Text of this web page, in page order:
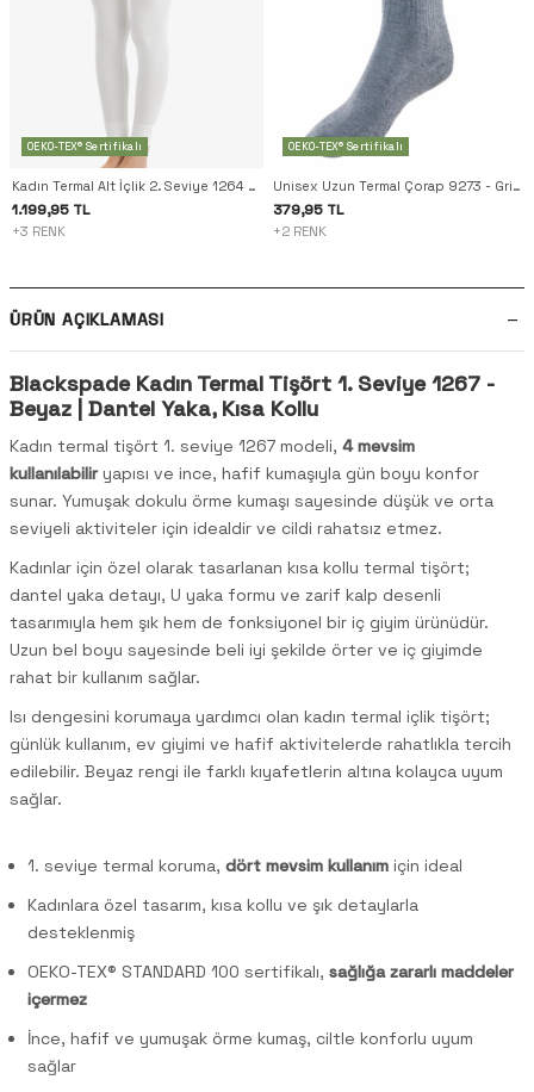
OEKO-TEX® Sertifikalı
Kadın Termal Alt İçlik 2. Seviye 1264 - Beyaz
1.199,95 TL
+3 RENK
OEKO-TEX® Sertifikalı
Unisex Uzun Termal Çorap 9273 - Gri Melanj
379,95 TL
+2 RENK
ÜRÜN AÇIKLAMASI
Blackspade Kadın Termal Tişört 1. Seviye 1267 -
Beyaz | Dantel Yaka, Kısa Kollu
Kadın termal tişört 1. seviye 1267 modeli, 4 mevsim
kullanılabilir yapısı ve ince, hafif kumaşıyla gün boyu konfor
sunar. Yumuşak dokulu örme kumaşı sayesinde düşük ve orta
seviyeli aktiviteler için idealdir ve cildi rahatsız etmez.
Kadınlar için özel olarak tasarlanan kısa kollu termal tişört;
dantel yaka detayı, U yaka formu ve zarif kalp desenli
tasarımıyla hem şık hem de fonksiyonel bir iç giyim ürünüdür.
Uzun bel boyu sayesinde beli iyi şekilde örter ve iç giyimde
rahat bir kullanım sağlar.
Isı dengesini korumaya yardımcı olan kadın termal içlik tişört;
günlük kullanım, ev giyimi ve hafif aktivitelerde rahatlıkla tercih
edilebilir. Beyaz rengi ile farklı kıyafetlerin altına kolayca uyum
sağlar.
1. seviye termal koruma, dört mevsim kullanım için ideal
Kadınlara özel tasarım, kısa kollu ve şık detaylarla
desteklenmiş
OEKO-TEX® STANDARD 100 sertifikalı, sağlığa zararlı maddeler
içermez
İnce, hafif ve yumuşak örme kumaş, ciltle konforlu uyum
sağlar